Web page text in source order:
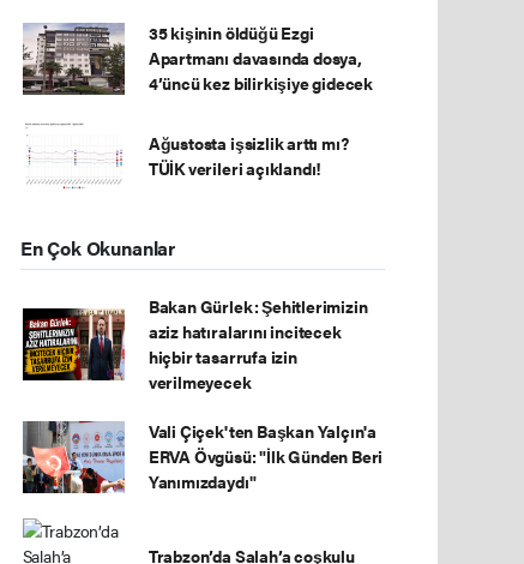
35 kişinin öldüğü Ezgi
Apartmanı davasında dosya,
4’üncü kez bilirkişiye gidecek
Ağustosta işsizlik arttı mı?
TÜİK verileri açıklandı!
En Çok Okunanlar
Bakan Gürlek: Şehitlerimizin
aziz hatıralarını incitecek
hiçbir tasarrufa izin
verilmeyecek
Vali Çiçek'ten Başkan Yalçın'a
ERVA Övgüsü: "İlk Günden Beri
Yanımızdaydı"
Trabzon’da Salah’a coşkulu